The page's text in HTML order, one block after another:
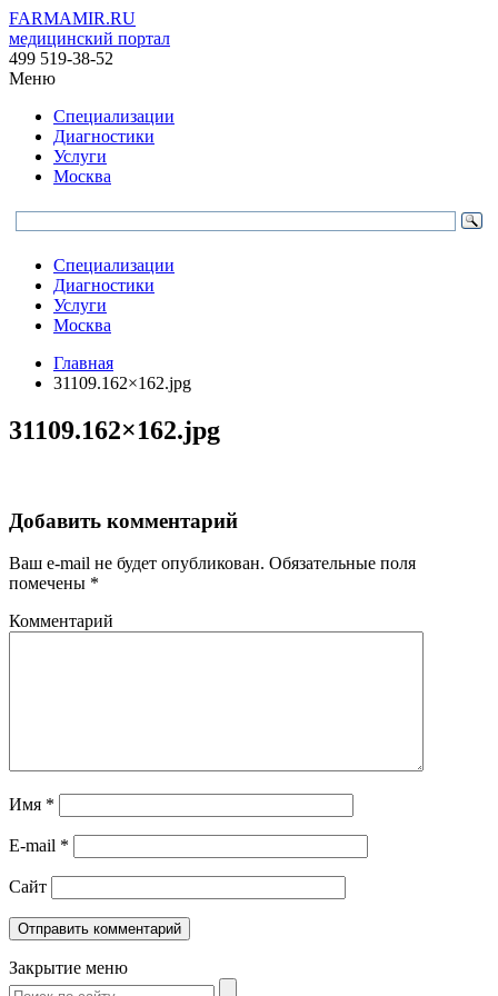
FARMAMIR.RU
медицинский портал
499 519-38-52
Меню
Специализации
Диагностики
Услуги
Москва
Специализации
Диагностики
Услуги
Москва
Главная
31109.162×162.jpg
31109.162×162.jpg
Добавить комментарий
Ваш e-mail не будет опубликован. Обязательные поля
помечены *
Комментарий
Имя *
E-mail *
Сайт
Закрытие меню